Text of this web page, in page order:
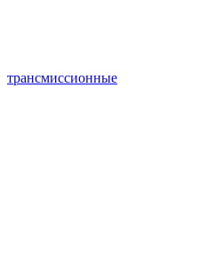
трансмиссионные